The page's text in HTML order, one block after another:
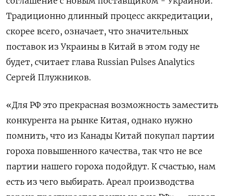
Традиционно длинный процесс аккредитации,
скорее всего, означает, что значительных
поставок из Украины в Китай в этом году не
будет, считает глава Russian Pulses Analytics
Сергей Плужников.
«Для РФ это прекрасная возможность заместить
конкурента на рынке Китая, однако нужно
помнить, что из Канады Китай покупал партии
гороха повышенного качества, так что не все
партии нашего гороха подойдут. К счастью, нам
есть из чего выбирать. Ареал производства